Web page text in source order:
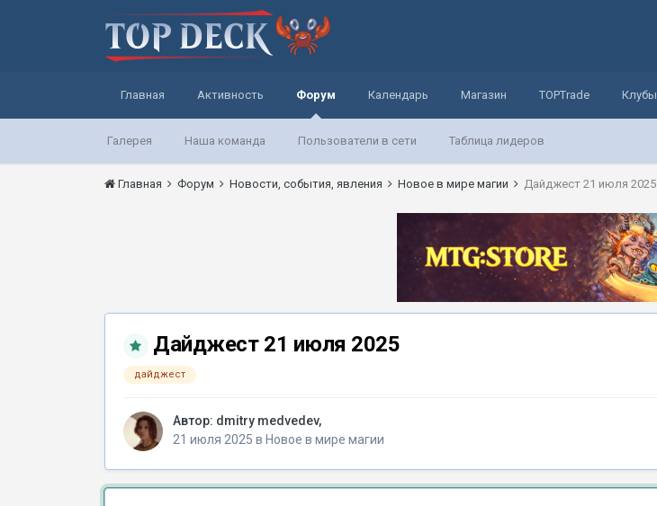
Главная Активность Форум
Галерея Наша команда Пользователи в сети Таблица лидеров
Календарь Магазин TOPTrade Клубы
Главная Форум Новости, события, явления Новое в мире магии Дайджест 21 июля 2025
Дайджест 21 июля 2025
дайджест
Автор: dmitry medvedev,
21 июля 2025 в Новое в мире магии